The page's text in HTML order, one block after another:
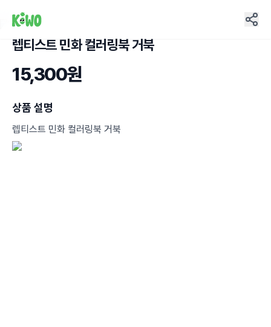
렙티스트 민화 컬러링북 거북
15,300원
상품 설명
렙티스트 민화 컬러링북 거북